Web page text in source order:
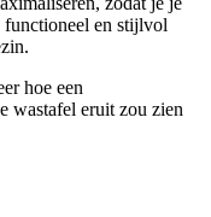
en stijlvol
hoe een
wastafel eruit zou zien